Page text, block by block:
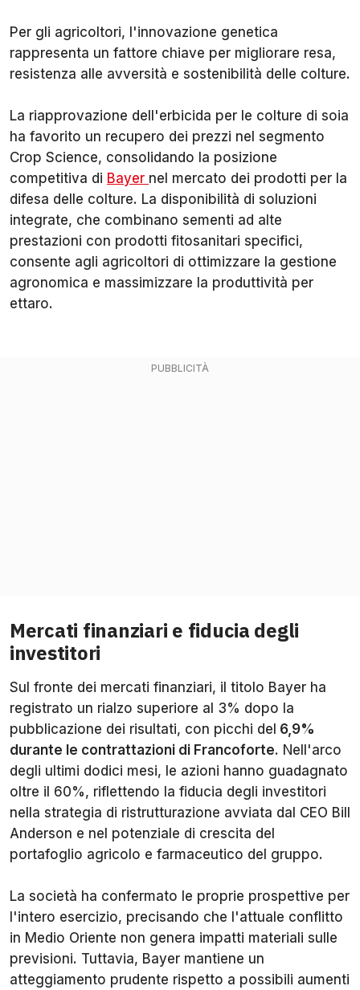
Per gli agricoltori, l'innovazione genetica
rappresenta un fattore chiave per migliorare resa,
resistenza alle avversità e sostenibilità delle colture.
La riapprovazione dell'erbicida per le colture di soia
ha favorito un recupero dei prezzi nel segmento
Crop Science, consolidando la posizione
competitiva di Bayer nel mercato dei prodotti per la
difesa delle colture. La disponibilità di soluzioni
integrate, che combinano sementi ad alte
prestazioni con prodotti fitosanitari specifici,
consente agli agricoltori di ottimizzare la gestione
agronomica e massimizzare la produttività per
ettaro.
Mercati finanziari e fiducia degli
investitori
Sul fronte dei mercati finanziari, il titolo Bayer ha
registrato un rialzo superiore al 3% dopo la
pubblicazione dei risultati, con picchi del 6,9%
durante le contrattazioni di Francoforte. Nell'arco
degli ultimi dodici mesi, le azioni hanno guadagnato
oltre il 60%, riflettendo la fiducia degli investitori
nella strategia di ristrutturazione avviata dal CEO Bill
Anderson e nel potenziale di crescita del
portafoglio agricolo e farmaceutico del gruppo.
La società ha confermato le proprie prospettive per
l'intero esercizio, precisando che l'attuale conflitto
in Medio Oriente non genera impatti materiali sulle
previsioni. Tuttavia, Bayer mantiene un
atteggiamento prudente rispetto a possibili aumenti